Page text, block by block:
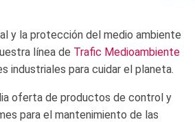
y la protección del medio ambiente
línea de Trafic Medioambiente
industriales para cuidar el planeta.
oferta de productos de control y
para el mantenimiento de las